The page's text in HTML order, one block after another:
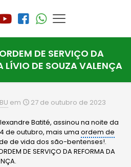
DE SERVIÇO DA
LÍVIO DE SOUZA VALENÇA
em 27 de outubro de 2023
Batité, assinou na noite da
de outubro, mais umaordem de
de vida dos são-bentenses!.
DE SERVIÇO DA REFORMA DA